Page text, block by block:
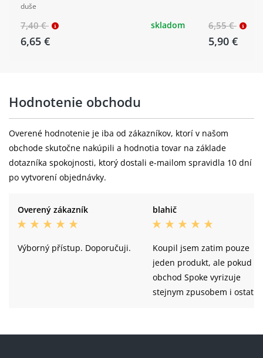
duše
7,40 €
6,65 €
skladom 6,55 €
5,90 €
Hodnotenie obchodu
Overené hodnotenie je iba od zákazníkov, ktorí v našom
obchode skutočne nakúpili a hodnotia tovar na základe
dotazníka spokojnosti, ktorý dostali e-mailom spravidla 10 dní
po vytvorení objednávky.
Overený zákazník
Výborný přístup. Doporučuji.
blahič
Koupil jsem zatim pouze
jeden produkt, ale pokud
obchod Spoke vyrizuje
stejnym zpusobem i ostatni